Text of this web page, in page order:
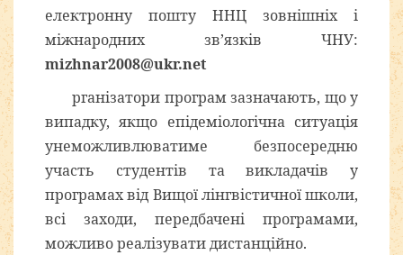
електронну пошту ННЦ зовнішніх і
міжнародних зв’язків ЧНУ:
mizhnar2008@ukr.net
рганізатори програм зазначають, що у
випадку, якщо епідеміологічна ситуація
унеможливлюватиме безпосередню
участь студентів та викладачів у
програмах від Вищої лінгвістичної школи,
всі заходи, передбачені програмами,
можливо реалізувати дистанційно.